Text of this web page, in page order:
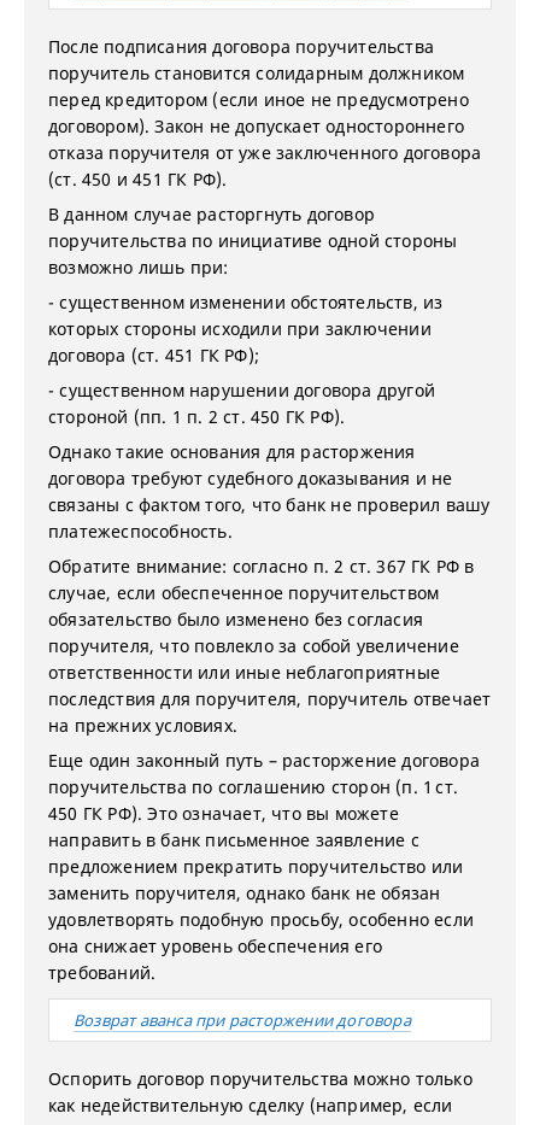
После подписания договора поручительства
поручитель становится солидарным должником
перед кредитором (если иное не предусмотрено
договором). Закон не допускает одностороннего
отказа поручителя от уже заключенного договора
(ст. 450 и 451 ГК РФ).
В данном случае расторгнуть договор
поручительства по инициативе одной стороны
возможно лишь при:
- существенном изменении обстоятельств, из
которых стороны исходили при заключении
договора (ст. 451 ГК РФ);
- существенном нарушении договора другой
стороной (пп. 1 п. 2 ст. 450 ГК РФ).
Однако такие основания для расторжения
договора требуют судебного доказывания и не
связаны с фактом того, что банк не проверил вашу
платежеспособность.
Обратите внимание: согласно п. 2 ст. 367 ГК РФ в
случае, если обеспеченное поручительством
обязательство было изменено без согласия
поручителя, что повлекло за собой увеличение
ответственности или иные неблагоприятные
последствия для поручителя, поручитель отвечает
на прежних условиях.
Еще один законный путь – расторжение договора
поручительства по соглашению сторон (п. 1 ст.
450 ГК РФ). Это означает, что вы можете
направить в банк письменное заявление с
предложением прекратить поручительство или
заменить поручителя, однако банк не обязан
удовлетворять подобную просьбу, особенно если
она снижает уровень обеспечения его
требований.
Возврат аванса при расторжении договора
Оспорить договор поручительства можно только
как недействительную сделку (например, если